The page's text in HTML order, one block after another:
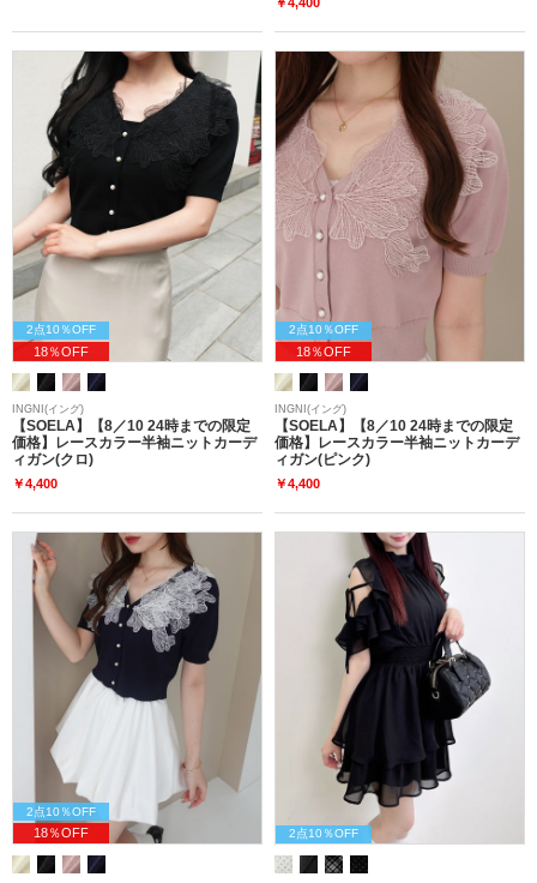
2点10％OFF
18％OFF
INGNI(イング)
【SOELA】【8／10 24時までの限定
価格】レースカラー半袖ニットカーデ
ィガン(クロ)
￥4,400
2点10％OFF
18％OFF
INGNI(イング)
【SOELA】【8／10 24時までの限定
価格】レースカラー半袖ニットカーデ
ィガン(ピンク)
￥4,400
2点10％OFF
18％OFF 2点10％OFF